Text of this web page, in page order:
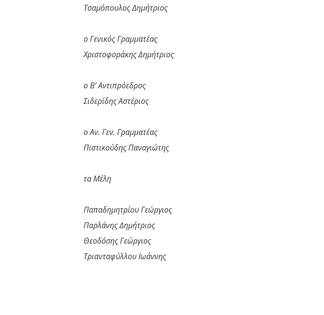
Τσαμόπουλος Δημήτριος
ο Γενικός Γραμματέας
Χριστοφοράκης Δημήτριος
ο Β’ Αντιπρόεδρος
Σιδερίδης Αστέριος
ο Αν. Γεν. Γραμματέας
Πιστικούδης Παναγιώτης
τα Μέλη
Παπαδημητρίου Γεώργιος
Παρλάνης Δημήτριος
Θεοδόσης Γεώργιος
Τριανταφύλλου Ιωάννης